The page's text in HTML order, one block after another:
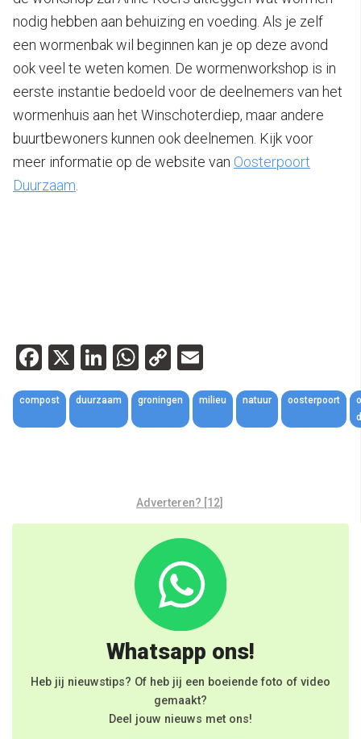
nodig hebben aan behuizing en voeding. Als je zelf
een wormenbak wil beginnen kan je op deze avond
ook veel te weten komen. De wormenworkshop is in
eerste instantie bedoeld voor de deelnemers van het
wormenhuis aan het Winschoterdiep, maar andere
buurtbewoners kunnen ook deelnemen. Kijk voor
meer informatie op de website van Oosterpoort
Duurzaam
Facebook
X LinkedIn
WhatsApp
Copy
Link
compost duurzaam groningen milieu natuur oosterpoort
Adverteren? [12]
Whatsapp ons!
Heb jij nieuwstips? Of heb jij een boeiende foto of video
gemaakt?
Deel jouw nieuws met ons!